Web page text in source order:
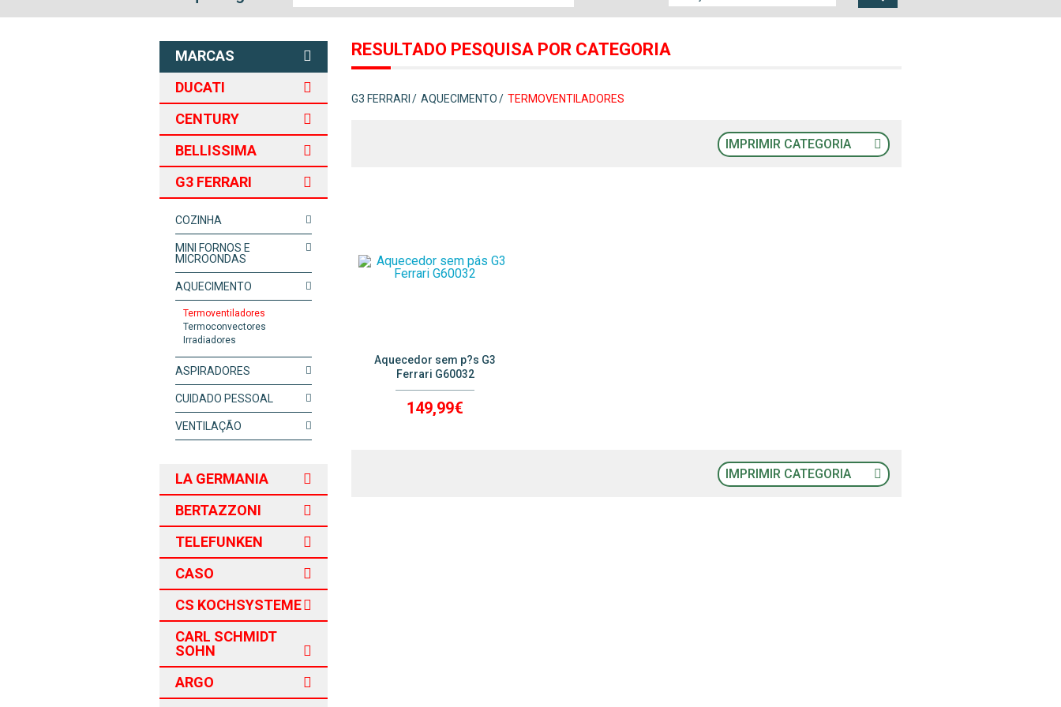
MARCAS
DUCATI
CENTURY
BELLISSIMA
G3 FERRARI
COZINHA
MINI FORNOS E
MICROONDAS
AQUECIMENTO
Termoventiladores
Termoconvectores
Irradiadores
ASPIRADORES
CUIDADO PESSOAL
VENTILAÇÃO
LA GERMANIA
BERTAZZONI
TELEFUNKEN
CASO
CS KOCHSYSTEME
CARL SCHMIDT
SOHN
ARGO
RESULTADO PESQUISA POR CATEGORIA
G3 FERRARI AQUECIMENTO TERMOVENTILADORES
IMPRIMIR CATEGORIA
Aquecedor sem p?s G3
Ferrari G60032
149,99€
IMPRIMIR CATEGORIA